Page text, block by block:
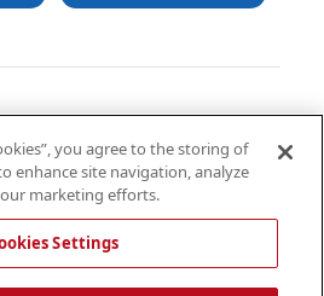
en este sitio web está
para uso informativo y no
profesional. Siempre debes
de la salud antes de tomar o
medicamento o tratamiento.
you agree to the storing of
enhance site navigation, analyze
marketing efforts.
Settings